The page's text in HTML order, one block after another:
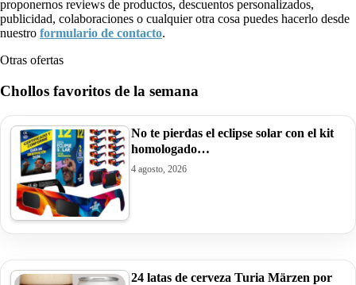
proponernos reviews de productos, descuentos personalizados,
publicidad, colaboraciones o cualquier otra cosa puedes hacerlo desde
nuestro formulario de contacto.
Otras ofertas
Chollos favoritos de la semana
No te pierdas el eclipse solar con el kit
homologado…
4 agosto, 2026
24 latas de cerveza Turia Märzen por